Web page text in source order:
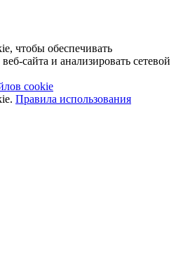
чтобы обеспечивать
сайта и анализировать сетевой
cookie
Правила использования